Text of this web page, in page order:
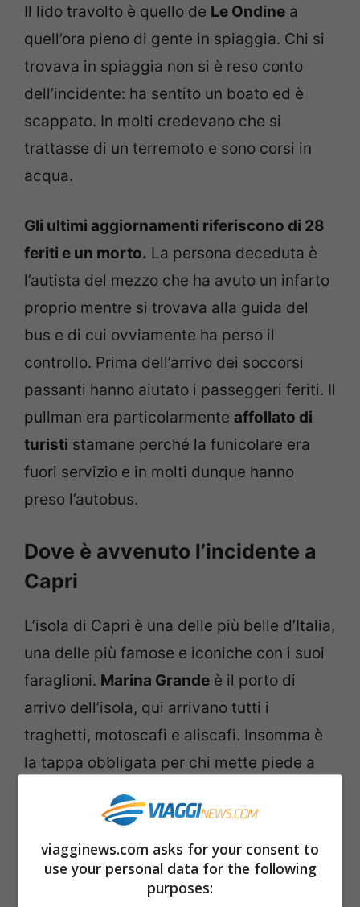
Il lido travolto è quello de Le Ondine a
quell’ora pieno di gente in spiaggia. Chi si
trovava in spiaggia non si è reso conto
dell’incidente: ha sentito un boato ed è
scappato. In molti credevano che si
trattasse di un terremoto e sono corsi in
acqua.
Gli ultimi aggiornamenti riferiscono di 28
feriti e un morto. La persona deceduta è
l’autista del mezzo che ha avuto un infarto
proprio mentre si trovava alla guida del
bus e di cui ovviamente ha perso il
controllo. Prima dell’arrivo dei soccorsi
passanti hanno aiutato i passeggeri feriti. Il
pullman era particolarmente affollato di
turisti stamane perché la funicolare era
fuori servizio e in molti dunque hanno
preso l’autobus.
Dove è avvenuto l’incidente a
Capri
L’isola di Capri è una delle più belle d’Italia,
una delle più famose e iconiche con i suoi
faraglioni. Marina Grande è il porto di
arrivo dell’isola, qui arrivano tutti i
traghetti, motoscafi e aliscafi. Insomma è
la tappa obbligata per chi mette piede a
A Marina Grande si trova la stazione della
funicolare e ilcapolinea di tutti i bus di
che partono per le varie destinazioni.
viagginews.com asks for your consent to
use your personal data for the following
purposes: